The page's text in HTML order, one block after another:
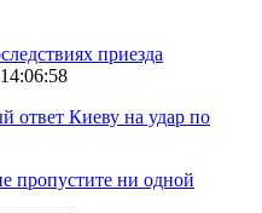
приезда
ответ Киеву на удар по
пропустите ни одной